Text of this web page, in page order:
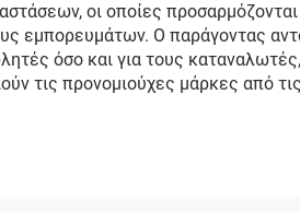
οι οποίες
εμπορευμάτων. Ο παράγοντας
όσο και για τους καταναλωτές,
τις προνομιούχες μάρκες από τις